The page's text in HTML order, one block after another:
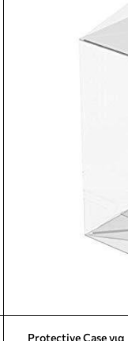
Protective Case